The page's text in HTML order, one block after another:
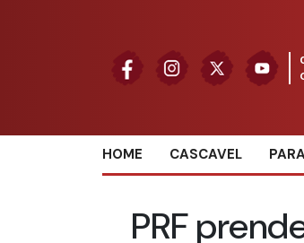
HOME CASCAVEL
PRF